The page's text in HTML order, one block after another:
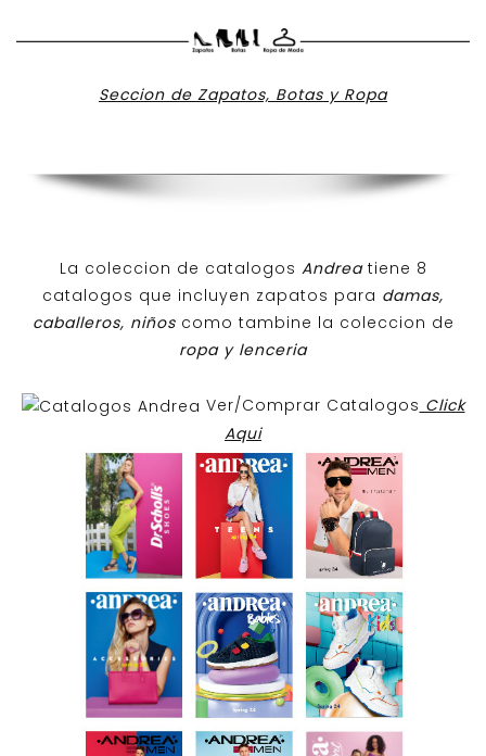
Seccion de Zapatos, Botas y Ropa
La coleccion de catalogos Andreatiene 8
catalogos que incluyen zapatos para damas,
caballeros, niños como tambine la coleccion de
ropa y lenceria
Ver/Comprar Catalogos Click
Aqui